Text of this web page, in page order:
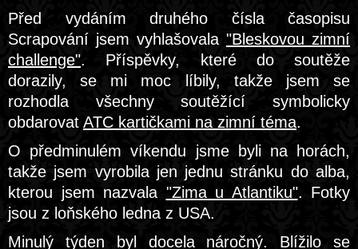
Před vydáním druhého čísla časopisu
Scrapování jsem vyhlašovala "Bleskovou zimní
challenge". Příspěvky, které do soutěže
dorazily, se mi moc líbily, takže jsem se
rozhodla všechny soutěžící symbolicky
obdarovat ATC kartičkami na zimní téma.
O předminulém víkendu jsme byli na horách,
takže jsem vyrobila jen jednu stránku do alba,
kterou jsem nazvala "Zima u Atlantiku". Fotky
jsou z loňského ledna z USA.
Minulý týden byl docela náročný. Blížilo se